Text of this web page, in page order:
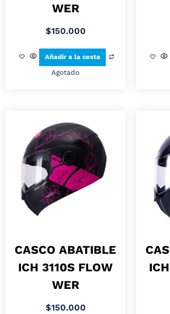
WER
$150.000
Añadir a la cesta
Agotado
CASCO ABATIBLE
ICH 3110S FLOW
WER
$150.000